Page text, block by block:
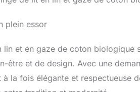
plein essor
lin et en gaze de coton biologique
être et de design. Avec une
la fois élégante et respectueuse